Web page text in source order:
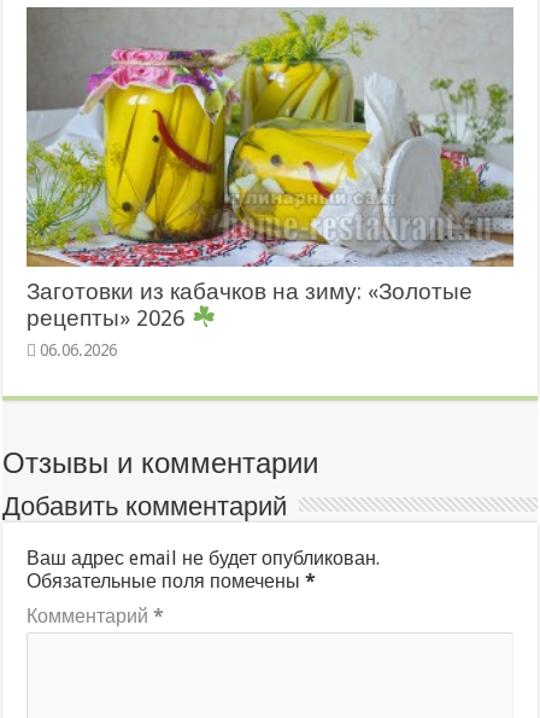
Заготовки из кабачков на зиму: «Золотые
рецепты» 2026
06.06.2026
Отзывы и комментарии
Добавить комментарий
Ваш адрес email не будет опубликован.
Обязательные поля помечены*
Комментарий*